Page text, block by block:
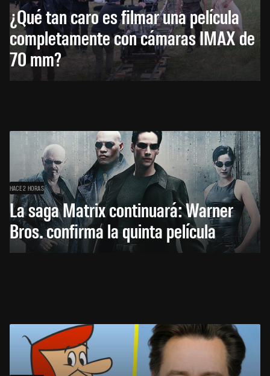
¿Qué tan caro es filmar una película
completamente con cámaras IMAX de
70 mm?
HACE 2 HORAS
La saga Matrix continuará: Warner
Bros. confirma la quinta película